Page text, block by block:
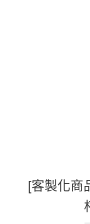
[客製化商